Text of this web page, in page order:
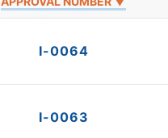
I-0064
I-0063